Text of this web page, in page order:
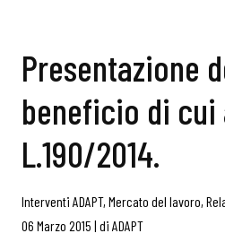
Presentazione
beneficio di cui
L.190/2014.
Interventi ADAPT, Mercato del lavoro,
06 Marzo 2015 | di ADAPT